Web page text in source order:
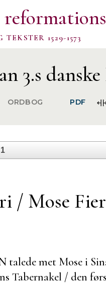
1529-1573
3.s
ORDBOG PDF
/ Mose
talede met Mose i
Tabernakel / den